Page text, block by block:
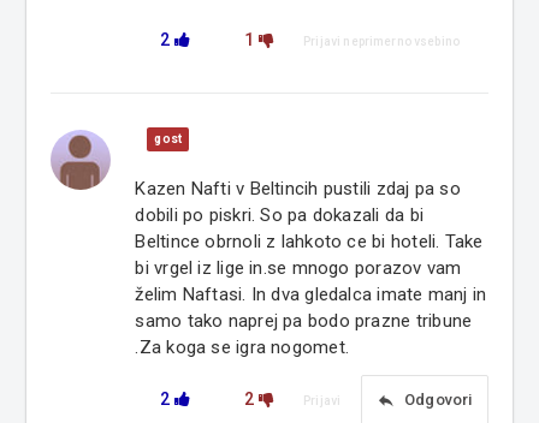
2 1 Prijavi neprimerno vsebino
gost
Kazen Nafti v Beltincih pustili zdaj pa so
dobili po piskri. So pa dokazali da bi
Beltince obrnoli z lahkoto ce bi hoteli. Take
bi vrgel iz lige in.se mnogo porazov vam
želim Naftasi. In dva gledalca imate manj in
samo tako naprej pa bodo prazne tribune
.Za koga se igra nogomet.
2 2 reply Odgovori
Prijavi